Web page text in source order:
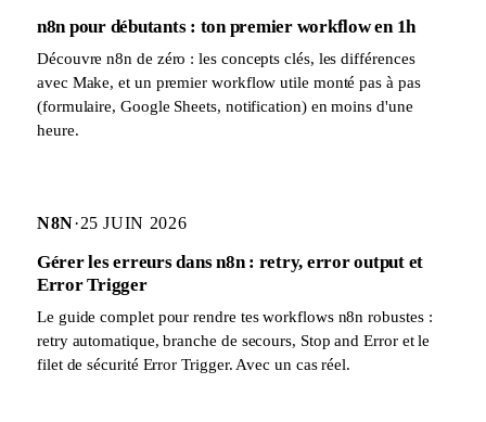
n8n pour débutants : ton premier workflow en 1h
Découvre n8n de zéro : les concepts clés, les différences
avec Make, et un premier workflow utile monté pas à pas
(formulaire, Google Sheets, notification) en moins d'une
heure.
N8N·25 JUIN 2026
Gérer les erreurs dans n8n : retry, error output et
Error Trigger
Le guide complet pour rendre tes workflows n8n robustes :
retry automatique, branche de secours, Stop and Error et le
filet de sécurité Error Trigger. Avec un cas réel.